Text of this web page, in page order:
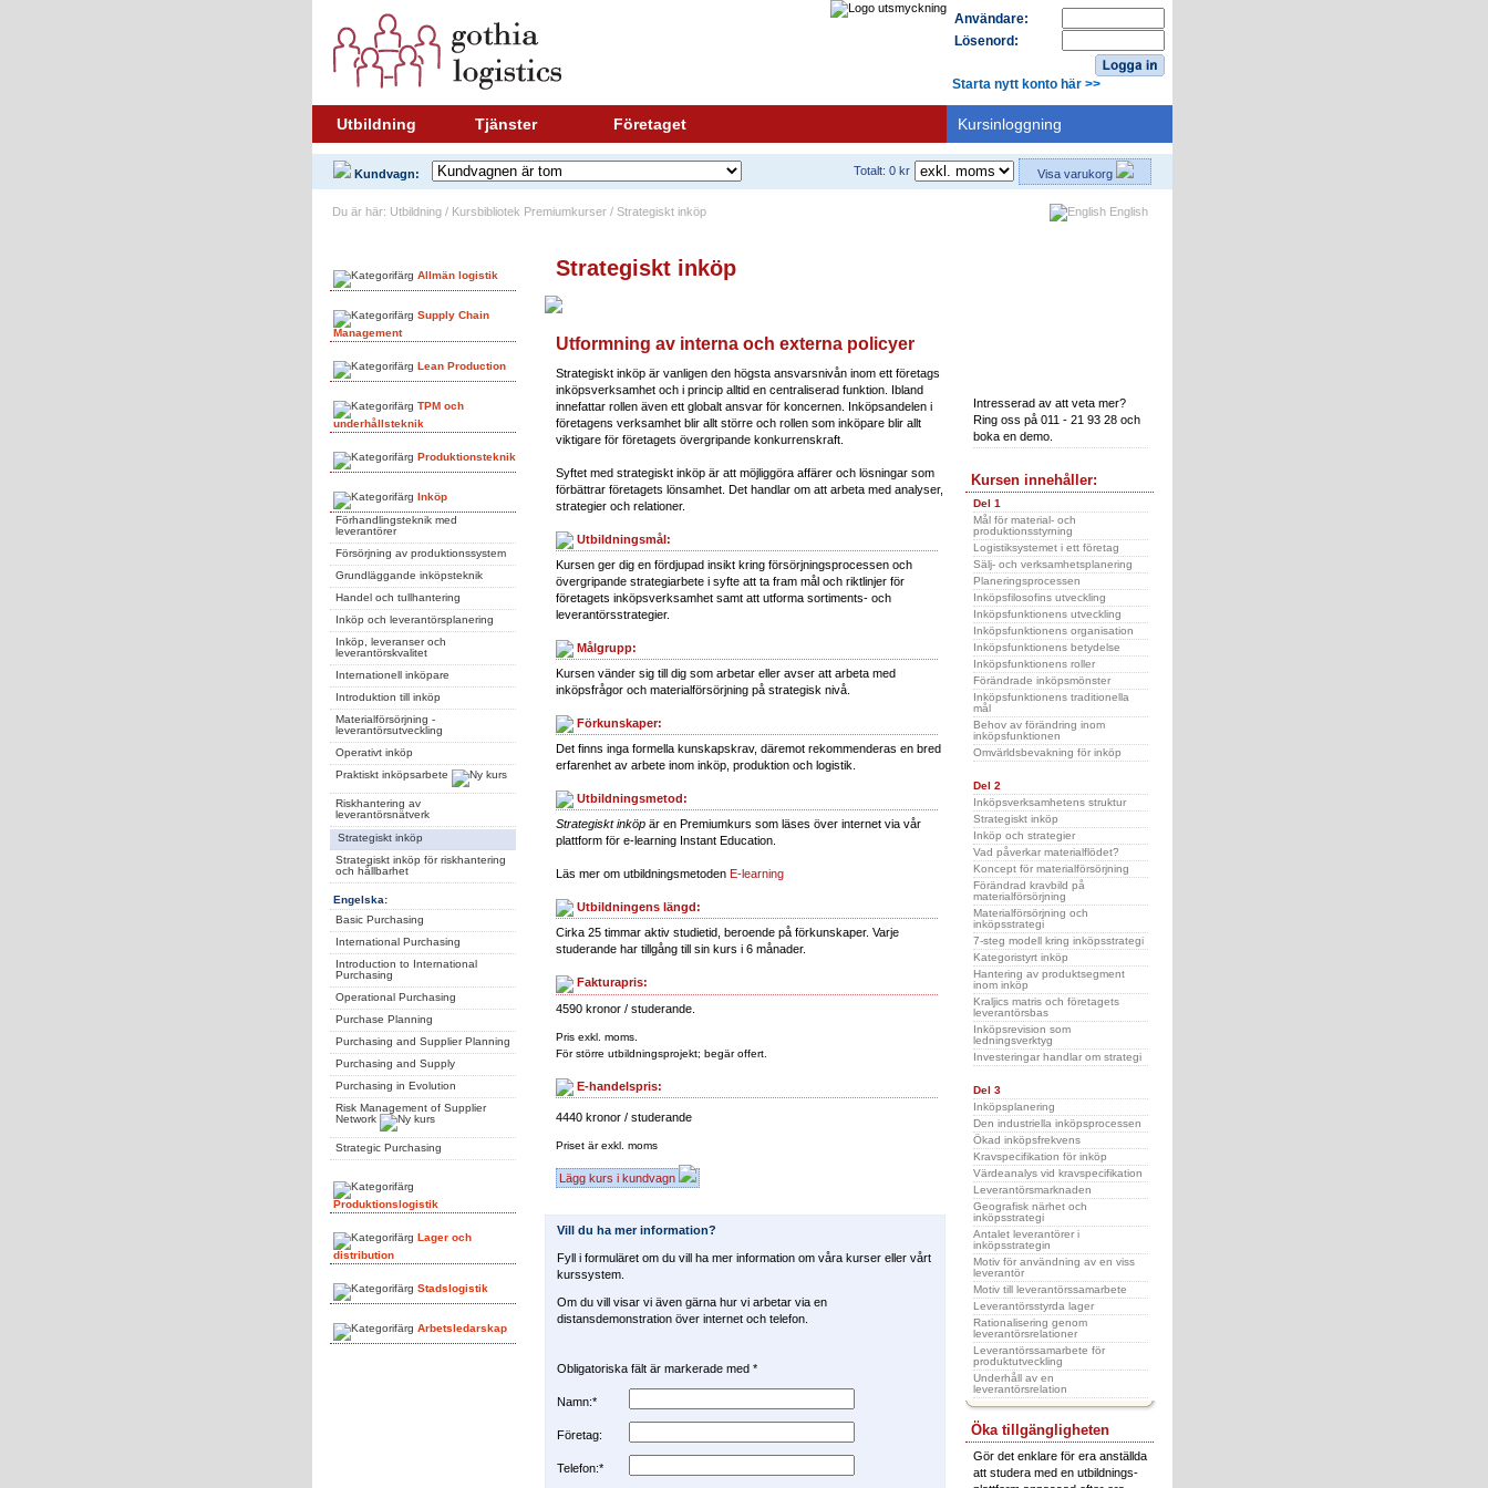
Användare:
Lösenord:
Starta nytt konto här >>
Utbildning Tjänster Företaget Kursinloggning
Kundvagn: Totalt: 0 kr Visa varukorg
Du är här: Utbildning / Kursbibliotek Premiumkurser / Strategiskt inköp English
Allmän logistik
Supply Chain
Management
Lean Production
TPM och
underhållsteknik
Produktionsteknik
Inköp
Förhandlingsteknik med
leverantörer
Försörjning av produktionssystem
Grundläggande inköpsteknik
Handel och tullhantering
Inköp och leverantörsplanering
Inköp, leveranser och
leverantörskvalitet
Internationell inköpare
Introduktion till inköp
Materialförsörjning -
leverantörsutveckling
Operativt inköp
Praktiskt inköpsarbete
Riskhantering av
leverantörsnätverk
Strategiskt inköp
Strategiskt inköp för riskhantering
och hållbarhet
Engelska:
Basic Purchasing
International Purchasing
Introduction to International
Purchasing
Operational Purchasing
Purchase Planning
Purchasing and Supplier Planning
Purchasing and Supply
Purchasing in Evolution
Risk Management of Supplier
Network
Strategic Purchasing
Produktionslogistik
Lager och
distribution
Stadslogistik
Arbetsledarskap
Strategiskt inköp
Utformning av interna och externa policyer
Strategiskt inköp är vanligen den högsta ansvarsnivån inom ett företags
inköpsverksamhet och i princip alltid en centraliserad funktion. Ibland
innefattar rollen även ett globalt ansvar för koncernen. Inköpsandelen i
företagens verksamhet blir allt större och rollen som inköpare blir allt
viktigare för företagets övergripande konkurrenskraft.
Syftet med strategiskt inköp är att möjliggöra affärer och lösningar som
förbättrar företagets lönsamhet. Det handlar om att arbeta med analyser,
strategier och relationer.
Utbildningsmål:
Kursen ger dig en fördjupad insikt kring försörjningsprocessen och
övergripande strategiarbete i syfte att ta fram mål och riktlinjer för
företagets inköpsverksamhet samt att utforma sortiments- och
leverantörsstrategier.
Målgrupp:
Kursen vänder sig till dig som arbetar eller avser att arbeta med
inköpsfrågor och materialförsörjning på strategisk nivå.
Förkunskaper:
Det finns inga formella kunskapskrav, däremot rekommenderas en bred
erfarenhet av arbete inom inköp, produktion och logistik.
Utbildningsmetod:
Strategiskt inköp är en Premiumkurs som läses över internet via vår
plattform för e-learning Instant Education.
Läs mer om utbildningsmetoden E-learning
Utbildningens längd:
Cirka 25 timmar aktiv studietid, beroende på förkunskaper. Varje
studerande har tillgång till sin kurs i 6 månader.
Fakturapris:
4590 kronor / studerande.
Pris exkl. moms.
För större utbildningsprojekt; begär offert.
E-handelspris:
4440 kronor / studerande
Priset är exkl. moms
Lägg kurs i kundvagn
Vill du ha mer information?
Fyll i formuläret om du vill ha mer information om våra kurser eller vårt
kurssystem.
Om du vill visar vi även gärna hur vi arbetar via en
distansdemonstration över internet och telefon.
Obligatoriska fält är markerade med *
Namn:*
Företag:
Telefon:*
Intresserad av att veta mer?
Ring oss på 011 - 21 93 28 och
boka en demo.
Kursen innehåller:
Del 1
Mål för material- och
produktionsstyrning
Logistiksystemet i ett företag
Sälj- och verksamhetsplanering
Planeringsprocessen
Inköpsfilosofins utveckling
Inköpsfunktionens utveckling
Inköpsfunktionens organisation
Inköpsfunktionens betydelse
Inköpsfunktionens roller
Förändrade inköpsmönster
Inköpsfunktionens traditionella
mål
Behov av förändring inom
inköpsfunktionen
Omvärldsbevakning för inköp
Del 2
Inköpsverksamhetens struktur
Strategiskt inköp
Inköp och strategier
Vad påverkar materialflödet?
Koncept för materialförsörjning
Förändrad kravbild på
materialförsörjning
Materialförsörjning och
inköpsstrategi
7-steg modell kring inköpsstrategi
Kategoristyrt inköp
Hantering av produktsegment
inom inköp
Kraljics matris och företagets
leverantörsbas
Inköpsrevision som
ledningsverktyg
Investeringar handlar om strategi
Del 3
Inköpsplanering
Den industriella inköpsprocessen
Ökad inköpsfrekvens
Kravspecifikation för inköp
Värdeanalys vid kravspecifikation
Leverantörsmarknaden
Geografisk närhet och
inköpsstrategi
Antalet leverantörer i
inköpsstrategin
Motiv för användning av en viss
leverantör
Motiv till leverantörssamarbete
Leverantörsstyrda lager
Rationalisering genom
leverantörsrelationer
Leverantörssamarbete för
produktutveckling
Underhåll av en
leverantörsrelation
Öka tillgängligheten
Gör det enklare för era anställda
att studera med en utbildnings-